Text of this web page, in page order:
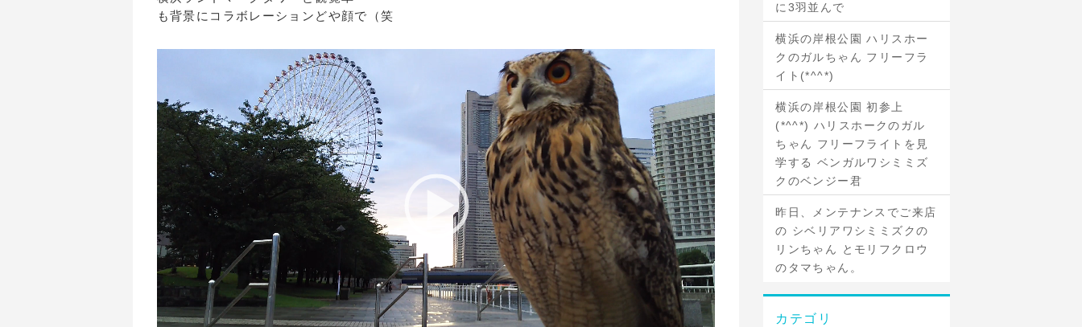
も背景にコラボレーションどや顔で（笑
に3羽並んで
横浜の岸根公園 ハリスホー
クのガルちゃん フリーフラ
イト(*^^*)
横浜の岸根公園 初参上
(*^^*) ハリスホークのガル
ちゃん フリーフライトを見
学する ベンガルワシミミズ
クのベンジー君
昨日、メンテナンスでご来店
の シベリアワシミミズクの
リンちゃん とモリフクロウ
のタマちゃん。
カテゴリ